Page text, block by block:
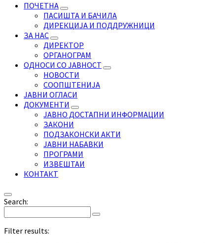
ПОЧЕТНА
ПАСИШТА И БАЧИЛА
ДИРЕКЦИЈА И ПОДДРУЖНИЦИ
ЗА НАС
ДИРЕКТОР
ОРГАНОГРАМ
ОДНОСИ СО ЈАВНОСТ
НОВОСТИ
СООПШТЕНИЈА
ЈАВНИ ОГЛАСИ
ДОКУМЕНТИ
ЈАВНО ДОСТАПНИ ИНФОРМАЦИИ
ЗАКОНИ
ПОДЗАКОНСКИ АКТИ
ЈАВНИ НАБАВКИ
ПРОГРАМИ
ИЗВЕШТАИ
КОНТАКТ
Search:
Filter results: